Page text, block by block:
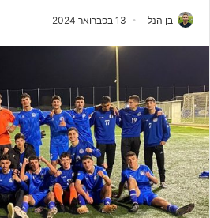
בן הנל 13 בפברואר 2024